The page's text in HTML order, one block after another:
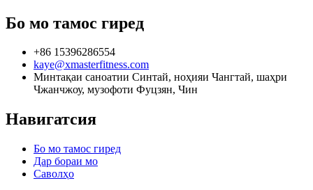
Бо мо тамос гиред
+86 15396286554
kaye@xmasterfitness.com
Минтақаи саноатии Синтай, ноҳияи Чангтай, шаҳри
Чжанчжоу, музофоти Фуцзян, Чин
Навигатсия
Бо мо тамос гиред
Дар бораи мо
Саволҳо